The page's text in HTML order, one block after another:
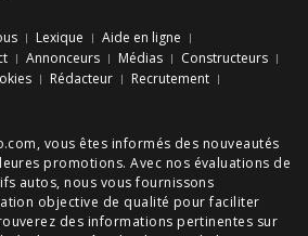
Lexique
Aide en ligne
Annonceurs Médias
Constructeurs
Rédacteur
Recrutement
vous êtes informés des nouveautés
promotions. Avec nos évaluations de
autos, nous vous fournissons
objective de qualité pour faciliter
des informations pertinentes sur